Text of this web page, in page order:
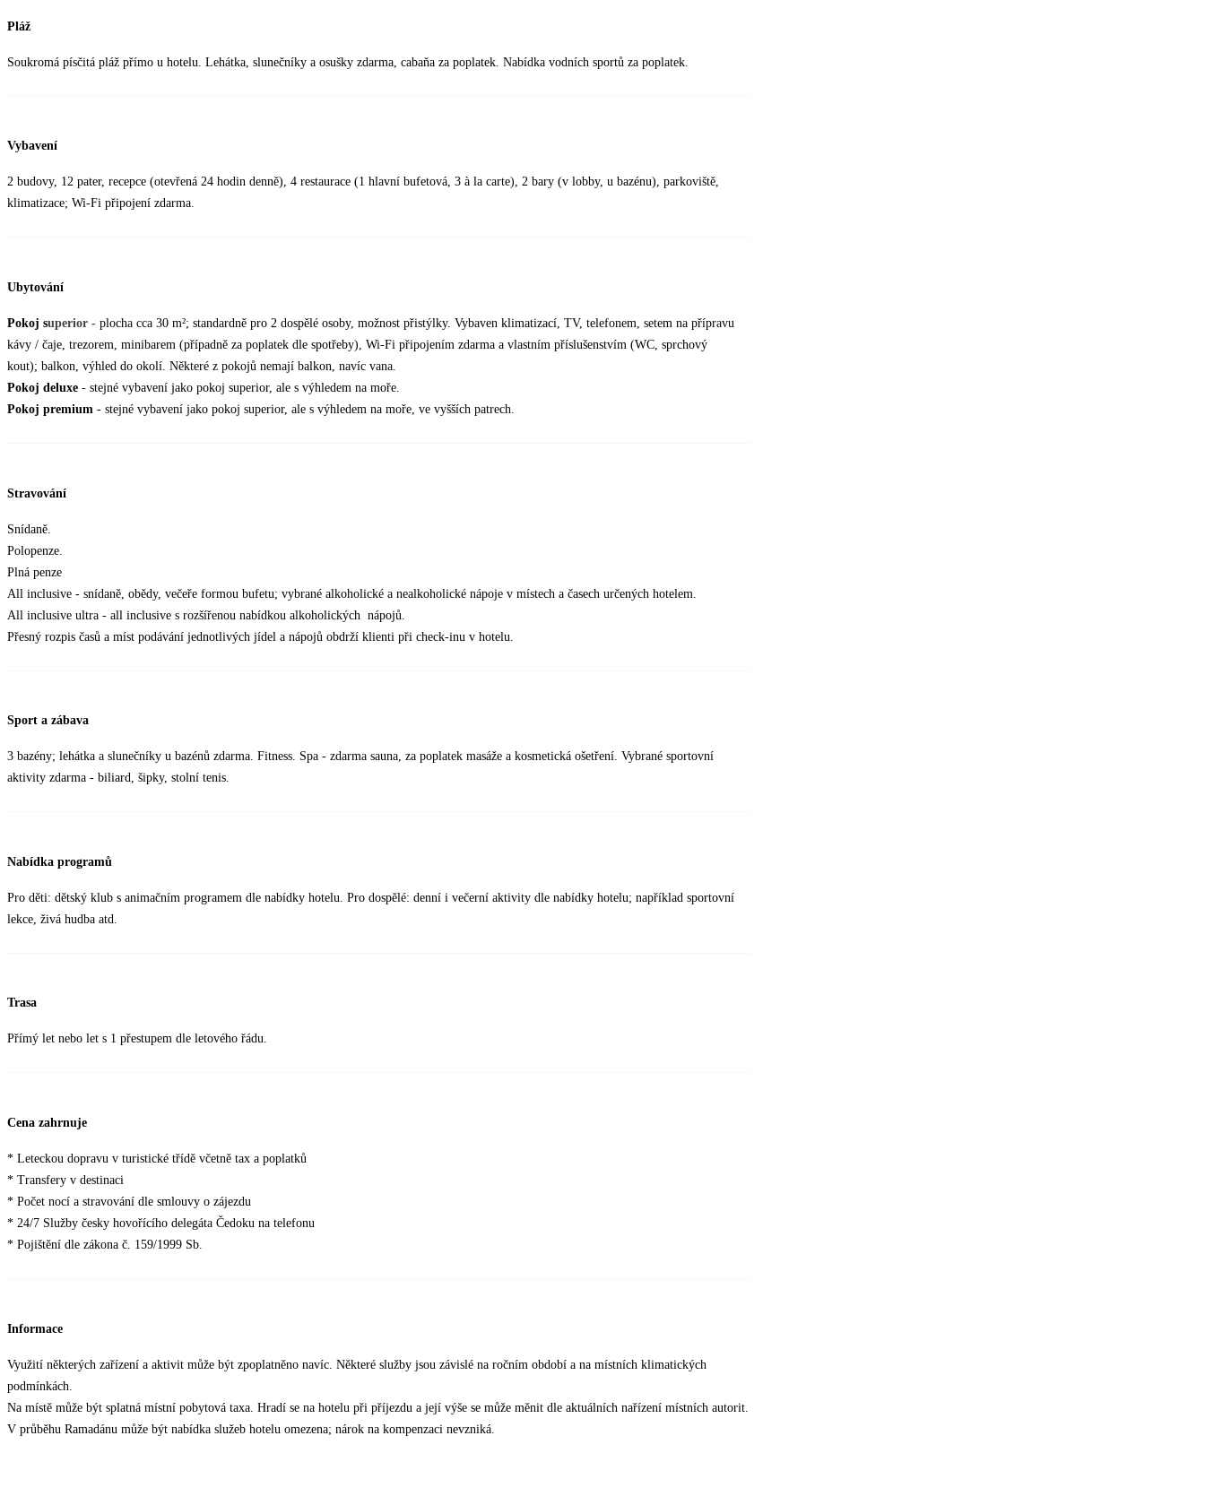
Pláž
Soukromá písčitá pláž přímo u hotelu. Lehátka, slunečníky a osušky zdarma, cabaňa za poplatek. Nabídka vodních sportů za poplatek.
Vybavení
2 budovy, 12 pater, recepce (otevřená 24 hodin denně), 4 restaurace (1 hlavní bufetová, 3 à la carte), 2 bary (v lobby, u bazénu), parkoviště,
klimatizace; Wi-Fi připojení zdarma.
Ubytování
Pokoj superior - plocha cca 30 m²; standardně pro 2 dospělé osoby, možnost přistýlky. Vybaven klimatizací, TV, telefonem, setem na přípravu
kávy / čaje, trezorem, minibarem (případně za poplatek dle spotřeby), Wi-Fi připojením zdarma a vlastním příslušenstvím (WC, sprchový
kout); balkon, výhled do okolí. Některé z pokojů nemají balkon, navíc vana.
Pokoj deluxe - stejné vybavení jako pokoj superior, ale s výhledem na moře.
Pokoj premium - stejné vybavení jako pokoj superior, ale s výhledem na moře, ve vyšších patrech.
Stravování
Snídaně.
Polopenze.
Plná penze
All inclusive - snídaně, obědy, večeře formou bufetu; vybrané alkoholické a nealkoholické nápoje v místech a časech určených hotelem.
All inclusive ultra - all inclusive s rozšířenou nabídkou alkoholických nápojů.
Přesný rozpis časů a míst podávání jednotlivých jídel a nápojů obdrží klienti při check-inu v hotelu.
Sport a zábava
3 bazény; lehátka a slunečníky u bazénů zdarma. Fitness. Spa - zdarma sauna, za poplatek masáže a kosmetická ošetření. Vybrané sportovní
aktivity zdarma - biliard, šipky, stolní tenis.
Nabídka programů
Pro děti: dětský klub s animačním programem dle nabídky hotelu. Pro dospělé: denní i večerní aktivity dle nabídky hotelu; například sportovní
lekce, živá hudba atd.
Trasa
Přímý let nebo let s 1 přestupem dle letového řádu.
Cena zahrnuje
* Leteckou dopravu v turistické třídě včetně tax a poplatků
* Transfery v destinaci
* Počet nocí a stravování dle smlouvy o zájezdu
* 24/7 Služby česky hovořícího delegáta Čedoku na telefonu
* Pojištění dle zákona č. 159/1999 Sb.
Informace
Využití některých zařízení a aktivit může být zpoplatněno navíc. Některé služby jsou závislé na ročním období a na místních klimatických
podmínkách.
Na místě může být splatná místní pobytová taxa. Hradí se na hotelu při příjezdu a její výše se může měnit dle aktuálních nařízení místních autorit.
V průběhu Ramadánu může být nabídka služeb hotelu omezena; nárok na kompenzaci nevzniká.